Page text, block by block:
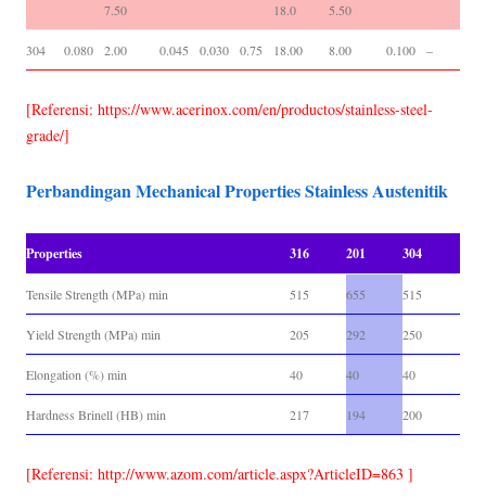
7.50
18.0
5.50
304 0.080 2.00 0.045 0.030 0.75 18.00 8.00 0.100 –
[Referensi: https://www.acerinox.com/en/productos/stainless-steel-
grade/]
Perbandingan Mechanical Properties Stainless Austenitik
Properties 316 201 304
Tensile Strength (MPa) min 515 655 515
Yield Strength (MPa) min 205 292 250
Elongation (%) min 40 40 40
Hardness Brinell (HB) min 217 194 200
[Referensi: http://www.azom.com/article.aspx?ArticleID=863 ]